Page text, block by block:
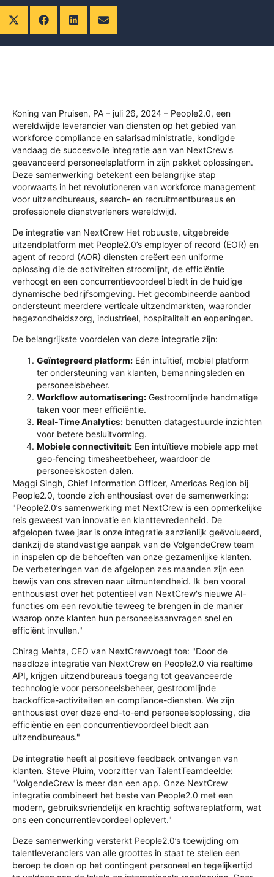
Koning van Pruisen, PA – juli 26, 2024 – People2.0, een
wereldwijde leverancier van diensten op het gebied van
workforce compliance en salarisadministratie, kondigde
vandaag de succesvolle integratie aan van NextCrew's
geavanceerd personeelsplatform in zijn pakket oplossingen.
Deze samenwerking betekent een belangrijke stap
voorwaarts in het revolutioneren van workforce management
voor uitzendbureaus, search- en recruitmentbureaus en
professionele dienstverleners wereldwijd.
De integratie van NextCrew Het robuuste, uitgebreide
uitzendplatform met People2.0’s employer of record (EOR) en
agent of record (AOR) diensten creëert een uniforme
oplossing die de activiteiten stroomlijnt, de efficiëntie
verhoogt en een concurrentievoordeel biedt in de huidige
dynamische bedrijfsomgeving. Het gecombineerde aanbod
ondersteunt meerdere verticale uitzendmarkten, waaronder
hegezondheidszorg, industrieel, hospitaliteit en eopeningen.
De belangrijkste voordelen van deze integratie zijn:
Geïntegreerd platform: Eén intuïtief, mobiel platform
ter ondersteuning van klanten, bemanningsleden en
personeelsbeheer.
Workflow automatisering: Gestroomlijnde handmatige
taken voor meer efficiëntie.
Real-Time Analytics: benutten datagestuurde inzichten
voor betere besluitvorming.
Mobiele connectiviteit: Een intuïtieve mobiele app met
geo-fencing timesheetbeheer, waardoor de
personeelskosten dalen.
Maggi Singh, Chief Information Officer, Americas Region bij
People2.0, toonde zich enthousiast over de samenwerking:
"People2.0’s samenwerking met NextCrew is een opmerkelijke
reis geweest van innovatie en klanttevredenheid. De
afgelopen twee jaar is onze integratie aanzienlijk geëvolueerd,
dankzij de standvastige aanpak van de VolgendeCrew team
in inspelen op de behoeften van onze gezamenlijke klanten.
De verbeteringen van de afgelopen zes maanden zijn een
bewijs van ons streven naar uitmuntendheid. Ik ben vooral
enthousiast over het potentieel van NextCrew's nieuwe AI-
functies om een revolutie teweeg te brengen in de manier
waarop onze klanten hun personeelsaanvragen snel en
efficiënt invullen."
Chirag Mehta, CEO van NextCrewvoegt toe: "Door de
naadloze integratie van NextCrew en People2.0 via realtime
API, krijgen uitzendbureaus toegang tot geavanceerde
technologie voor personeelsbeheer, gestroomlijnde
backoffice-activiteiten en compliance-diensten. We zijn
enthousiast over deze end-to-end personeelsoplossing, die
efficiëntie en een concurrentievoordeel biedt aan
uitzendbureaus."
De integratie heeft al positieve feedback ontvangen van
klanten. Steve Pluim, voorzitter van TalentTeamdeelde:
"VolgendeCrew is meer dan een app. Onze NextCrew
integratie combineert het beste van People2.0 met een
modern, gebruiksvriendelijk en krachtig softwareplatform, wat
ons een concurrentievoordeel oplevert."
Deze samenwerking versterkt People2.0’s toewijding om
talentleveranciers van alle groottes in staat te stellen een
beroep te doen op het contingent personeel en tegelijkertijd